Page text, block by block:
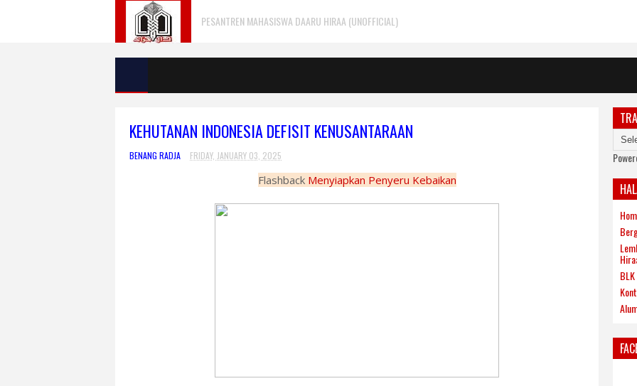
PESANTREN MAHASISWA DAARU HIRAA (UNOFFICIAL)
KEHUTANAN INDONESIA DEFISIT KENUSANTARAAN
BENANG RADJA FRIDAY, JANUARY 03, 2025
Flashback Menyiapkan Penyeru Kebaikan